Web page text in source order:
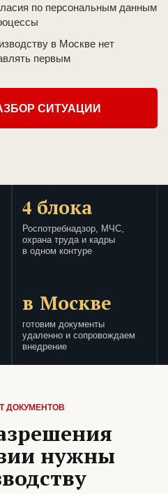
по персональным данным
в Москве нет
первым
СИТУАЦИИ
4 блока
Роспотребнадзор, МЧС,
охрана труда и кадры
в одном контуре
в Москве
готовим документы
удаленно и сопровождаем
внедрение
ДОКУМЕНТОВ
нужны